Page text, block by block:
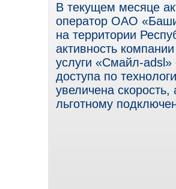
В текущем месяце
оператор ОАО
на территории
активность
услуги «Смайл-adsl»
доступа по
увеличена
льготному